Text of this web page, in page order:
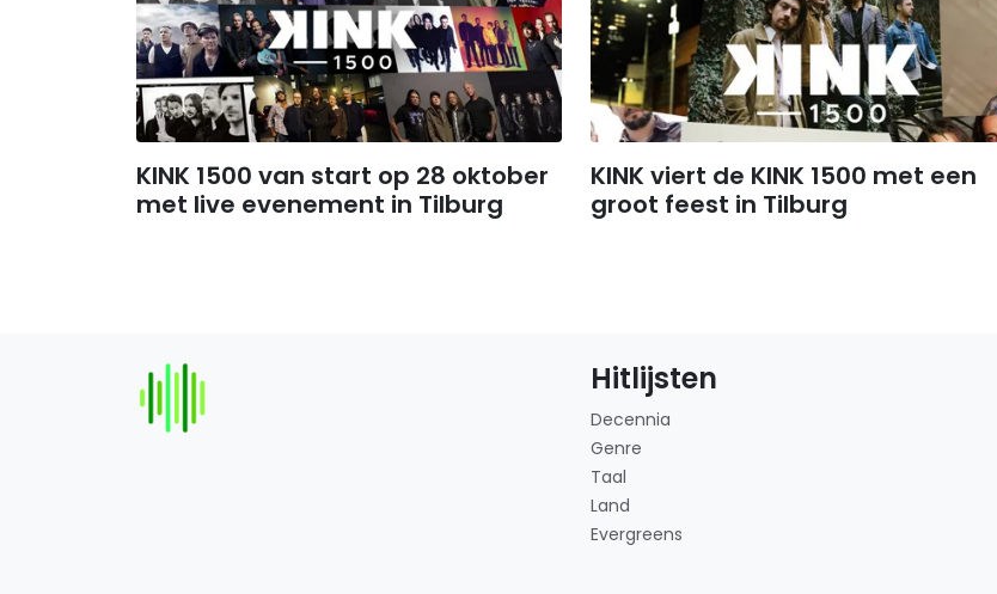
KINK 1500 van start op 28 oktober
met live evenement in Tilburg
KINK viert de KINK 1500 met een
groot feest in Tilburg
Hitlijsten
Decennia
Genre
Taal
Land
Evergreens